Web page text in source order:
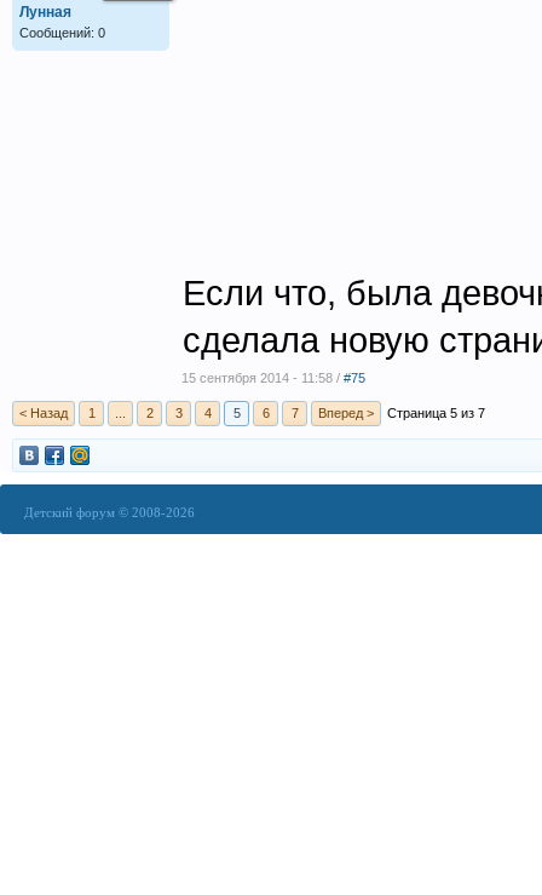
Лунная
Сообщений: 0
Если что, была
сделала новую
15 сентября 2014 - 11:58 / #75
< Назад 1 2 3 4 5 6 7 Вперед > Страница 5 из 7
Детский форум © 2008-2026